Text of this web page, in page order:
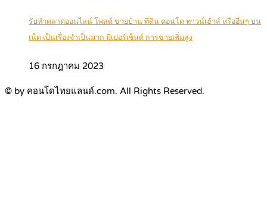
รับทำตลาดออนไลน์ โพสต์ ขายบ้าน ที่ดิน คอนโด ทาวน์เฮ้าส์ หรืออื่นๆ บน
เน็ต เป็นเรื่องจำเป็นมาก มีเปอร์เซ็นต์ การขายเพิ่มสูง
16 กรกฎาคม 2023
© by คอนโดไทยแลนด์.com. All Rights Reserved.